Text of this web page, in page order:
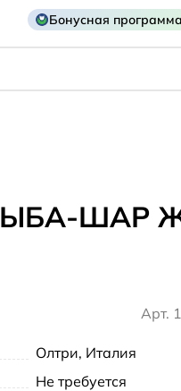
Бонусная программа
ШАР
Арт.
Олтри, Италия
Не требуется